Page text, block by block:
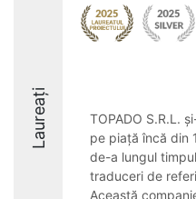
Laureați
TOPADO S.R.L.
pe piață încă din
de-a lungul
traduceri de
Această